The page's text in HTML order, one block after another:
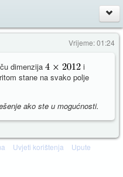
Vrijeme: 01:24
dimenzija
i
stane na svako polje
ako ste u mogućnosti.
Uvjeti korištenja Upute